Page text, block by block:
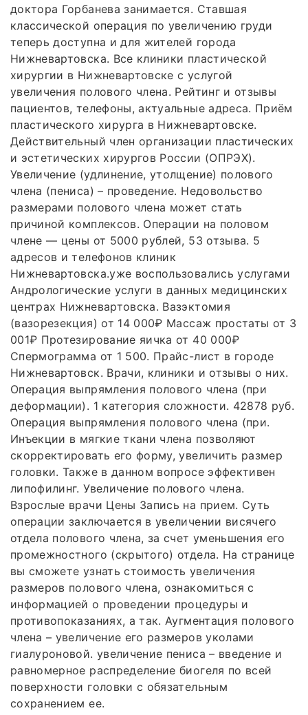
доктора Горбанева занимается. Ставшая
классической операция по увеличению груди
теперь доступна и для жителей города
Нижневартовска. Все клиники пластической
хирургии в Нижневартовске с услугой
увеличения полового члена. Рейтинг и отзывы
пациентов, телефоны, актуальные адреса. Приём
пластического хирурга в Нижневартовске.
Действительный член организации пластических
и эстетических хирургов России (ОПРЭХ).
Увеличение (удлинение, утолщение) полового
члена (пениса) – проведение. Недовольство
размерами полового члена может стать
причиной комплексов. Операции на половом
члене — цены от 5000 рублей, 53 отзыва. 5
адресов и телефонов клиник
Нижневартовска.уже воспользовались услугами
Андрологические услуги в данных медицинских
центрах Нижневартовска. Вазэктомия
(вазорезекция) от 14 000₽ Массаж простаты от 3
001₽ Протезирование яичка от 40 000₽
Спермограмма от 1 500. Прайс-лист в городе
Нижневартовск. Врачи, клиники и отзывы о них.
Операция выпрямления полового члена (при
деформации). 1 категория сложности. 42878 руб.
Операция выпрямления полового члена (при.
Инъекции в мягкие ткани члена позволяют
скорректировать его форму, увеличить размер
головки. Также в данном вопросе эффективен
липофилинг. Увеличение полового члена.
Взрослые врачи Цены Запись на прием. Суть
операции заключается в увеличении висячего
отдела полового члена, за счет уменьшения его
промежностного (скрытого) отдела. На странице
вы сможете узнать стоимость увеличения
размеров полового члена, ознакомиться с
информацией о проведении процедуры и
противопоказаниях, а так. Аугментация полового
члена – увеличение его размеров уколами
гиалуроновой. увеличение пениса – введение и
равномерное распределение биогеля по всей
поверхности головки с обязательным
сохранением ее.